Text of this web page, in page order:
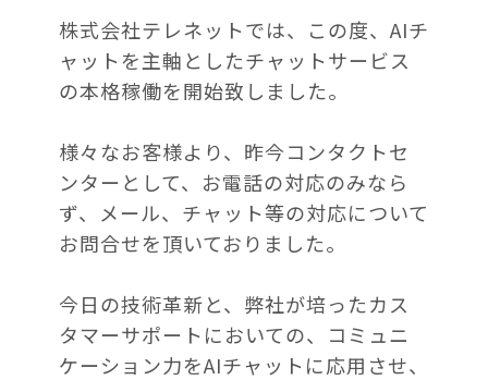
株式会社テレネットでは、この度、AIチ
ャットを主軸としたチャットサービス
の本格稼働を開始致しました。
様々なお客様より、昨今コンタクトセ
ンターとして、お電話の対応のみなら
ず、メール、チャット等の対応について
お問合せを頂いておりました。
今日の技術革新と、弊社が培ったカス
タマーサポートにおいての、コミュニ
ケーション力をAIチャットに応用させ、